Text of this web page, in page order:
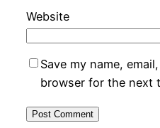
Website
Save my name,
browser for the next